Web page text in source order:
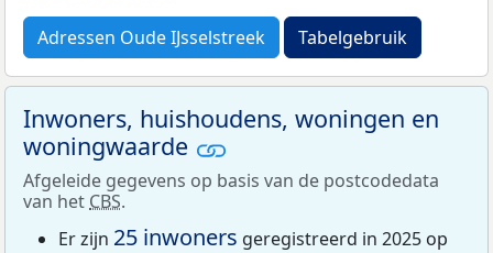
Adressen Oude IJsselstreek Tabelgebruik
Inwoners, huishoudens, woningen en
woningwaarde
Afgeleide gegevens op basis van de postcodedata
van het CBS.
Er zijn 25 inwoners geregistreerd in 2025 op